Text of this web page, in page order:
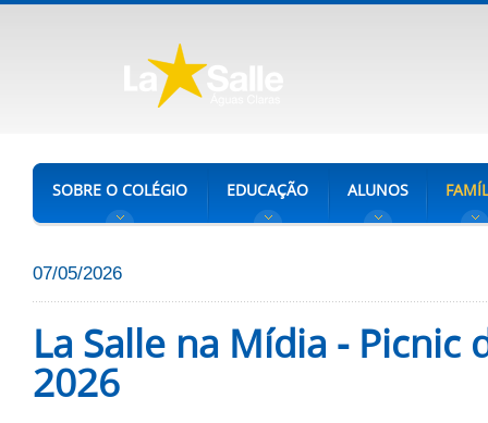
SOBRE O COLÉGIO EDUCAÇÃO ALUNOS
07/05/2026
La Salle na Mídia - Picnic
2026